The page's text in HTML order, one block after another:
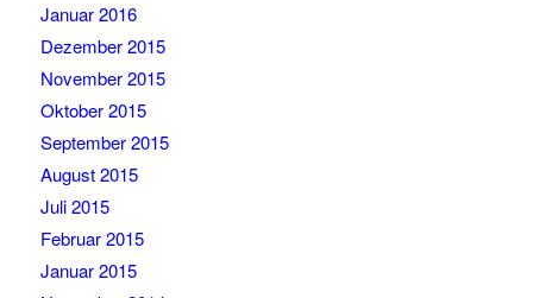
Januar 2016
Dezember 2015
November 2015
Oktober 2015
September 2015
August 2015
Juli 2015
Februar 2015
Januar 2015